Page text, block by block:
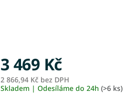
3 469 Kč
2 866,94 Kč bez DPH
Skladem | Odesíláme do 24h (>6 ks)